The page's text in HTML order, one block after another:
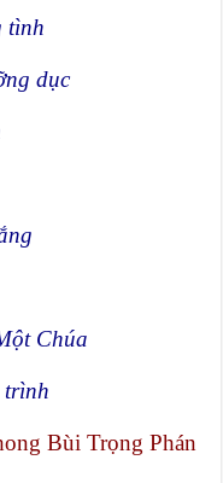
tình
dục
Chúa
trình
Bùi Trọng Phán